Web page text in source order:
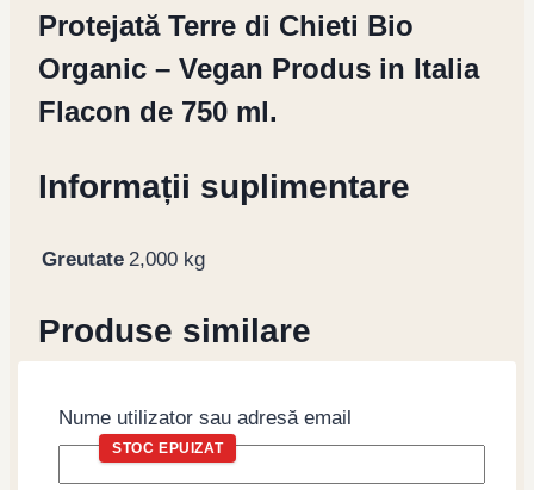
Protejată Terre di Chieti Bio
Organic – Vegan Produs in Italia
Flacon de 750 ml.
Informații suplimentare
Greutate 2,000 kg
Produse similare
STOC EPUIZAT
Nume utilizator sau adresă email